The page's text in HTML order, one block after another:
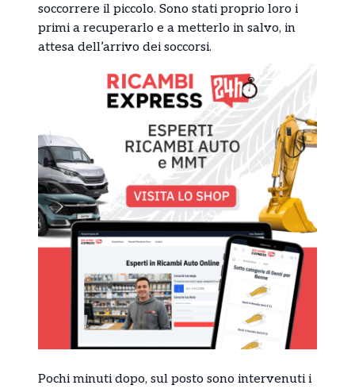
soccorrere il piccolo. Sono stati proprio loro i
primi a recuperarlo e a metterlo in salvo, in
attesa dell’arrivo dei soccorsi.
Pochi minuti dopo, sul posto sono intervenuti i